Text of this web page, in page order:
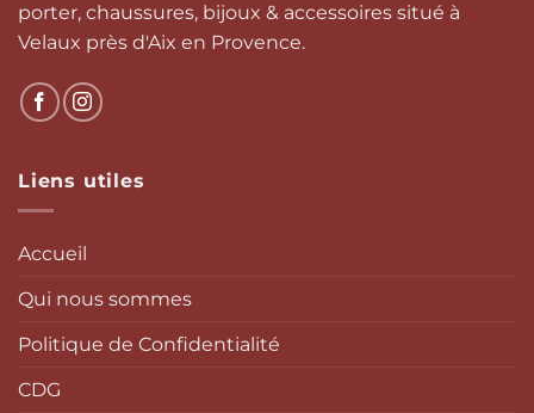
porter, chaussures, bijoux & accessoires situé à
Velaux près d'Aix en Provence.
Liens utiles
Accueil
Qui nous sommes
Politique de Confidentialité
CDG